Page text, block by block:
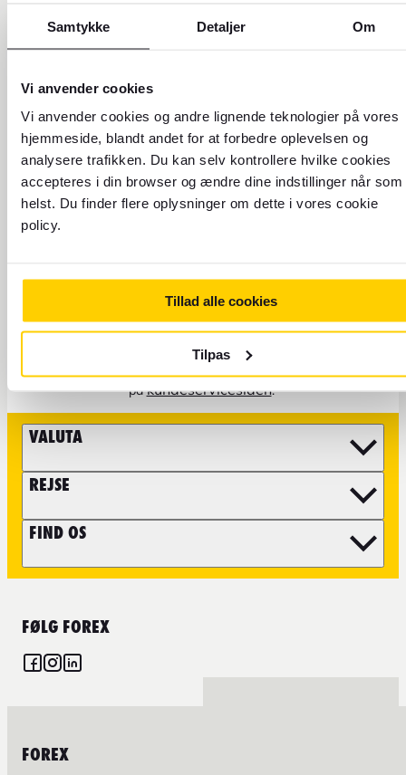
Samtykke Detaljer Om
Vi anvender cookies
Vi anvender cookies og andre lignende teknologier på vores
hjemmeside, blandt andet for at forbedre oplevelsen og
analysere trafikken. Du kan selv kontrollere hvilke cookies
accepteres i din browser og ændre dine indstillinger når som
helst. Du finder flere oplysninger om dette i vores cookie
policy.
Tillad alle cookies
Tilpas
besøg vores
kundeserviceside
flyrejser og rejseoplevelser, skal tages direkte med vores
partnere. Du finder mere information
påkundeservicesiden.
VALUTA
REJSE
FIND OS
FØLG FOREX
FOREX